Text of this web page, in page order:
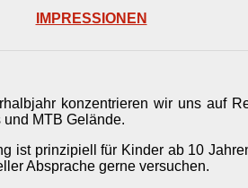
IMPRESSIONEN
konzentrieren wir uns auf
MTB Gelände.
ist prinzipiell für Kinder ab 10
Absprache gerne versuchen.